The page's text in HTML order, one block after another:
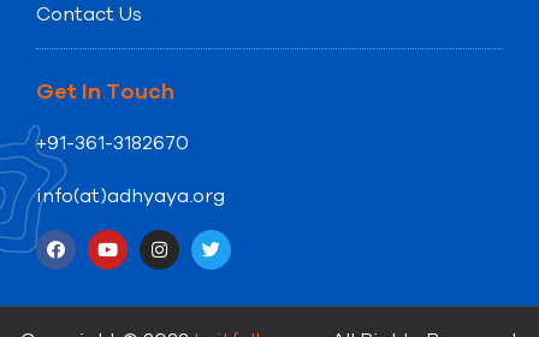
Contact Us
Get In Touch
+91-361-3182670
info(at)adhyaya.org